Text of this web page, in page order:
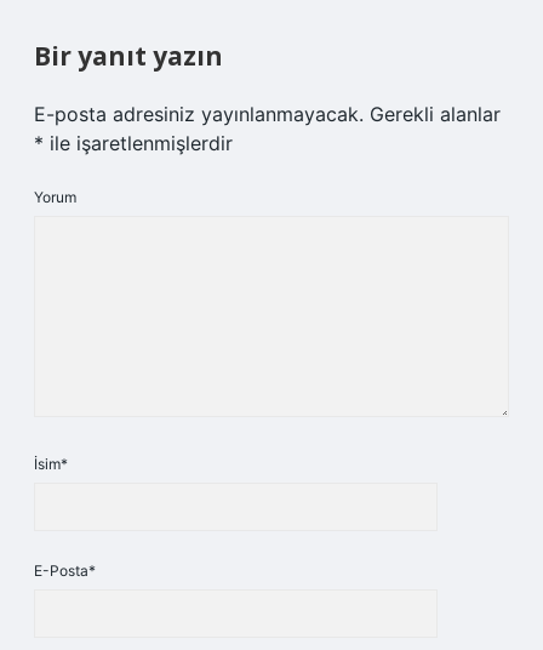
Bir yanıt yazın
E-posta adresiniz yayınlanmayacak. Gerekli alanlar
* ile işaretlenmişlerdir
Yorum
İsim*
E-Posta*